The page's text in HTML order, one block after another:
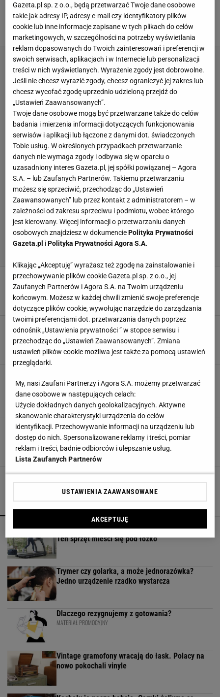
Najlepszy domowy sposób na mech na trawnik.
Rozsyp to, a będziesz spać spokojnie
DZIAŁKA INSPIRACJE MECH OGRÓD
Żółknące liście ogórków to nie problem. Zrób
to, a rośliny ci podziękują
DZIAŁKA OGRÓD OGÓRKI PIELĘGNACJA ROŚLIN
Wlej to do gniazda mrówek. Znikną zanim
policzysz do dziesięciu
DZIAŁKA MRÓWKI OGRÓD OWADY
musisz być ekspertem, żeby każdy się
zachwycił
DZIAŁKA INSPIRACJE KWIATY LATO
Rośliny odstraszające kleszcze. Jakie gatunki
warto mieć w ogrodzie lub na działce?
DZIAŁKA KLESZCZE KOMARY OWADY
Kompaktowa bieżnia do małego mieszkania.
Ten sprzęt mieści się pod łóżko
Trymer czy golarka, a może jednorazówka?
Jedno urządzenie rzadko wystarcza
Dlaczego rezygnujemy z gotowania?
MATERIAŁ PROMOCYJNY
Vintage gramofony wracają do łask. Polacy na
nowo pokochali vinyle
Gazeta.pl sp. z o.o., będą przetwarzać Twoje dane osobowe
takie jak adresy IP, adresy e-mail czy identyfikatory plików
cookie lub inne informacje zapisane w tych plikach do celów
marketingowych, w szczególności na potrzeby wyświetlania
reklam dopasowanych do Twoich zainteresowań i preferencji w
swoich serwisach, aplikacjach i w Internecie lub personalizacji
treści w nich wyświetlanych. Wyrażenie zgody jest dobrowolne.
Jeśli nie chcesz wyrazić zgody, chcesz ograniczyć jej zakres lub
chcesz wycofać zgodę uprzednio udzieloną przejdź do
„Ustawień Zaawansowanych”.
Twoje dane osobowe mogą być przetwarzane także do celów
badania i mierzenia informacji dotyczących funkcjonowania
serwisów i aplikacji lub łączone z danymi dot. świadczonych
Tobie usług. W określonych przypadkach przetwarzanie
danych nie wymaga zgody i odbywa się w oparciu o
uzasadniony interes Gazeta.pl, jej spółki powiązanej – Agora
S.A. – lub Zaufanych Partnerów. Takiemu przetwarzaniu
możesz się sprzeciwić, przechodząc do „Ustawień
Zaawansowanych” lub przez kontakt z administratorem – w
zależności od zakresu sprzeciwu i podmiotu, wobec którego
jest kierowany. Więcej informacji o przetwarzaniu danych
osobowych znajdziesz w dokumenciePolityka Prywatności
Gazeta.pl iPolityka Prywatności Agora S.A.
Klikając „Akceptuję” wyrażasz też zgodę na zainstalowanie i
przechowywanie plików cookie Gazeta.pl sp. z o.o., jej
Zaufanych Partnerów i Agora S.A. na Twoim urządzeniu
końcowym. Możesz w każdej chwili zmienić swoje preferencje
dotyczące plików cookie, wywołując narzędzie do zarządzania
twoimi preferencjami dot. przetwarzania danych poprzez
odnośnik „Ustawienia prywatności ” w stopce serwisu i
przechodząc do „Ustawień Zaawansowanych”. Zmiana
ustawień plików cookie możliwa jest także za pomocą ustawień
przeglądarki.
My, nasi Zaufani Partnerzy i Agora S.A. możemy przetwarzać
dane osobowe w następujących celach:
Użycie dokładnych danych geolokalizacyjnych. Aktywne
skanowanie charakterystyki urządzenia do celów
identyfikacji. Przechowywanie informacji na urządzeniu lub
dostęp do nich. Spersonalizowane reklamy i treści, pomiar
reklam i treści, badnie odbiorców i ulepszanie usług.
Lista Zaufanych Partnerów
USTAWIENIA ZAAWANSOWANE
AKCEPTUJĘ